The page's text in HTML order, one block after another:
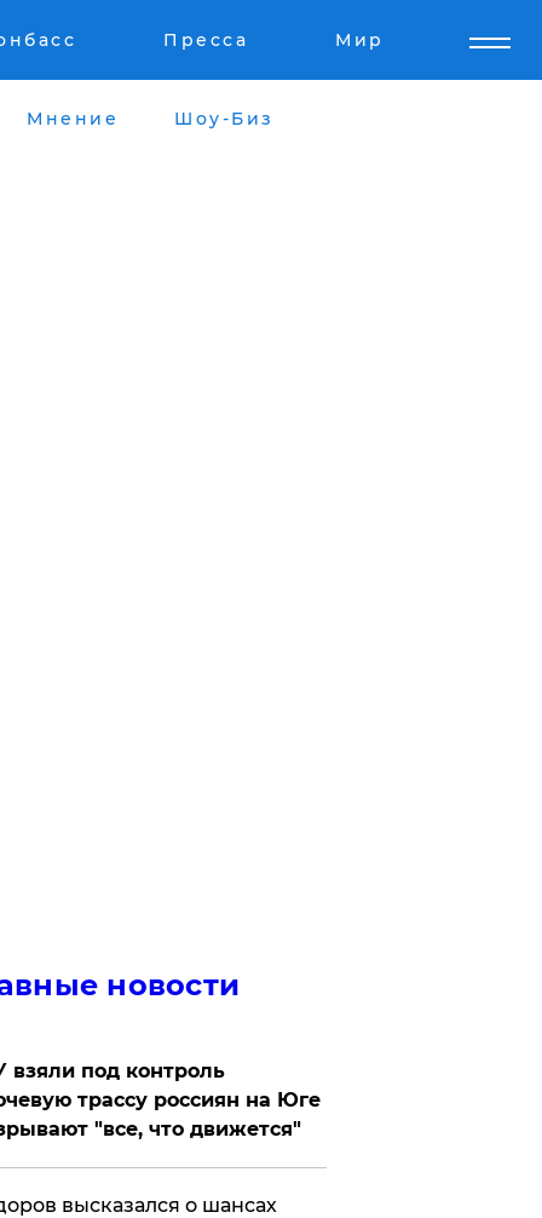
Пресса Мир
Мнение Шоу-Биз
новости
взяли под контроль
трассу россиян на Юге
"все, что движется"
высказался о шансах